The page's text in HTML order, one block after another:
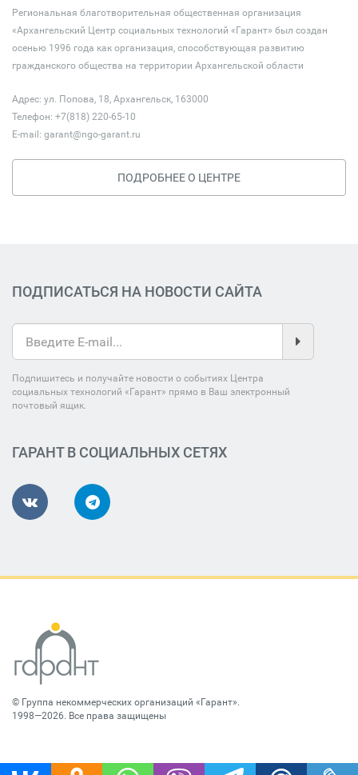
Региональная благотворительная общественная организация
«Архангельский Центр социальных технологий «Гарант» был создан
осенью 1996 года как организация, способствующая развитию
гражданского общества на территории Архангельской области
Адрес: ул. Попова, 18, Архангельск, 163000
Телефон: +7(818) 220-65-10
E-mail: garant@ngo-garant.ru
ПОДРОБНЕЕ О ЦЕНТРЕ
ПОДПИСАТЬСЯ НА НОВОСТИ САЙТА
Подпишитесь и получайте новости о событиях Центра
социальных технологий «Гарант» прямо в Ваш электронный
почтовый ящик.
ГАРАНТ В СОЦИАЛЬНЫХ СЕТЯХ
© Группа некоммерческих организаций «Гарант».
1998—2026. Все права защищены